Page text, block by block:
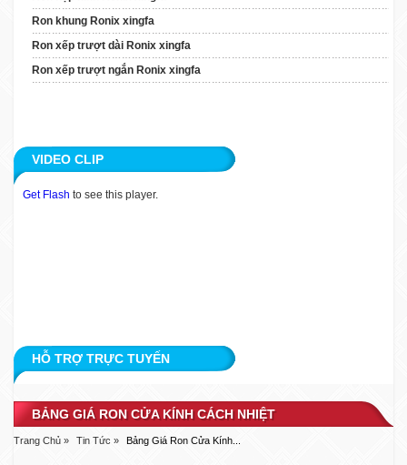
Ron khung Ronix xingfa
Ron xếp trượt dài Ronix xingfa
Ron xếp trượt ngắn Ronix xingfa
VIDEO CLIP
Get Flash to see this player.
HỖ TRỢ TRỰC TUYẾN
BẢNG GIÁ RON CỬA KÍNH CÁCH NHIỆT
Trang Chủ » Tin Tức » Bảng Giá Ron Cửa Kính...
Xingfa
Ron Xếp Trượt Ngắn
Ronix Xingfa
ỨNG DỤNG
KHÁCH HÀNG